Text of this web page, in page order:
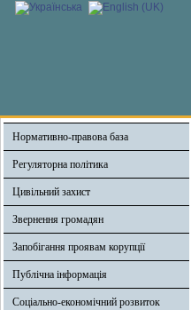
Нормативно-правова база
Регуляторна політика
Цивільний захист
Звернення громадян
Запобігання проявам корупції
Публічна інформація
Соціально-економічний розвиток